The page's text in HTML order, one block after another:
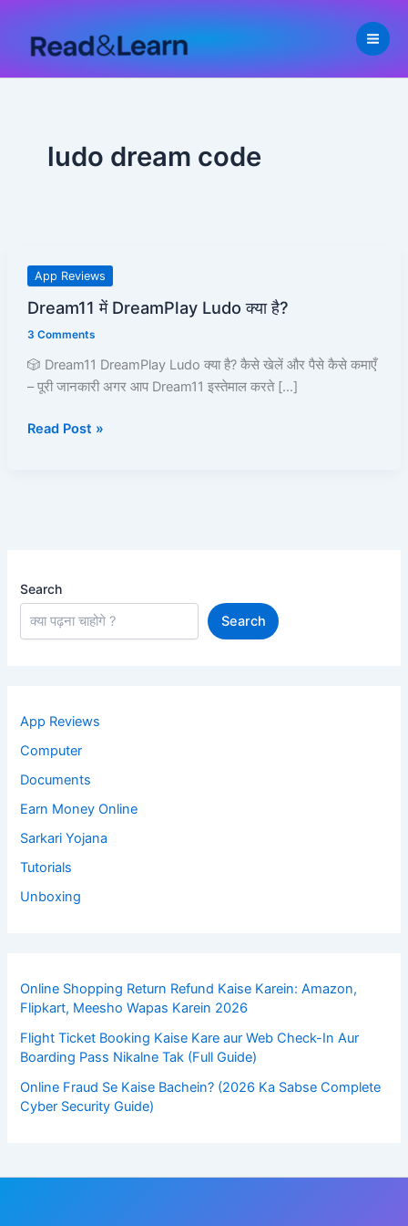
content
ludo dream code
App Reviews
Dream11 में DreamPlay Ludo क्या है?
3 Comments
🎲 Dream11 DreamPlay Ludo क्या है? कैसे खेलें और पैसे कैसे कमाएँ
– पूरी जानकारी अगर आप Dream11 इस्तेमाल करते […]
Dream11
DreamPlay
Ludo
क्या
है?
Read Post »
Search
Search
App Reviews
Computer
Documents
Earn Money Online
Sarkari Yojana
Tutorials
Unboxing
Online Shopping Return Refund Kaise Karein: Amazon,
Flipkart, Meesho Wapas Karein 2026
Flight Ticket Booking Kaise Kare aur Web Check-In Aur
Boarding Pass Nikalne Tak (Full Guide)
Online Fraud Se Kaise Bachein? (2026 Ka Sabse Complete
Cyber Security Guide)